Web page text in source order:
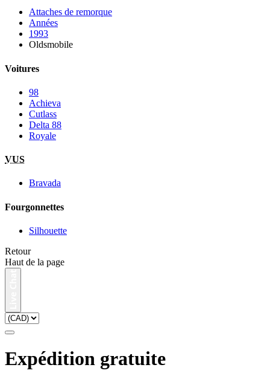
Attaches de remorque
Années
1993
Oldsmobile
Voitures
98
Achieva
Cutlass
Delta 88
Royale
VUS
Bravada
Fourgonnettes
Silhouette
Retour
Haut de la page
Expédition gratuite